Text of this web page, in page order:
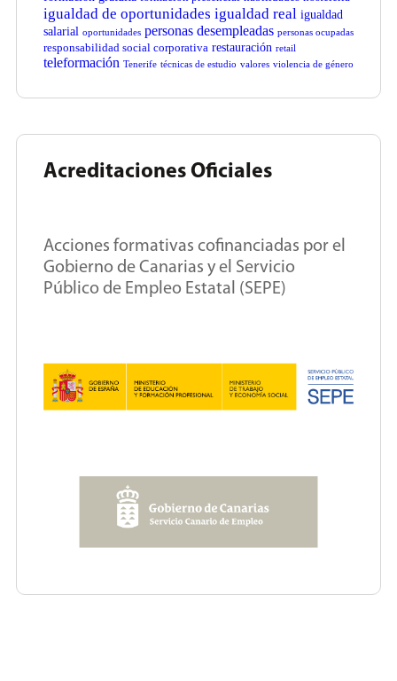
igualdad de oportunidades igualdad real igualdad
salarial oportunidades personas desempleadas personas ocupadas
responsabilidad social corporativa restauración retail
teleformación Tenerife técnicas de estudio valores violencia de género
Acreditaciones Oficiales
Acciones formativas cofinanciadas por el
Gobierno de Canarias y el Servicio
Público de Empleo Estatal (SEPE)